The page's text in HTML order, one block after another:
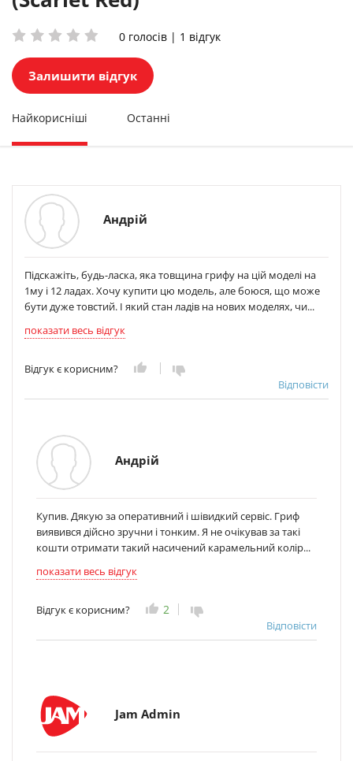
0 голосів | 1 відгук
Залишити відгук
Найкорисніші Останні
Андрій
Підскажіть, будь-ласка, яка товщина грифу на цій моделі на
1му і 12 ладах. Хочу купити цю модель, але боюся, що може
бути дуже товстий. І який стан ладів на нових моделях, чи...
показати весь відгук
Відгук є корисним?
Відповісти
Андрій
Купив. Дякую за оперативний і шівидкий сервіс. Гриф
виявився дійсно зручни і тонким. Я не очікував за такі
кошти отримати такий насичений карамельний колір...
показати весь відгук
Відгук є корисним? 2
Відповісти
Jam Admin